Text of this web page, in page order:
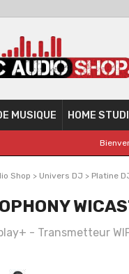
MUSIQUE HOME
Shop > Univers DJ > Platine
- Transmetteur